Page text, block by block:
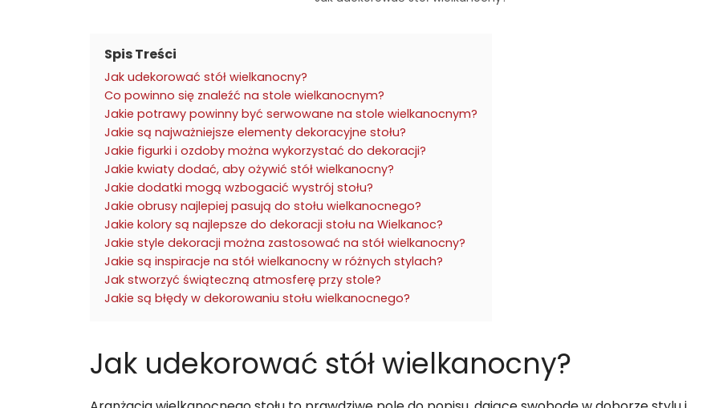
Spis Treści
Jak udekorować stół wielkanocny?
Co powinno się znaleźć na stole wielkanocnym?
Jakie potrawy powinny być serwowane na stole wielkanocnym?
Jakie są najważniejsze elementy dekoracyjne stołu?
Jakie figurki i ozdoby można wykorzystać do dekoracji?
Jakie kwiaty dodać, aby ożywić stół wielkanocny?
Jakie dodatki mogą wzbogacić wystrój stołu?
Jakie obrusy najlepiej pasują do stołu wielkanocnego?
Jakie kolory są najlepsze do dekoracji stołu na Wielkanoc?
Jakie style dekoracji można zastosować na stół wielkanocny?
Jakie są inspiracje na stół wielkanocny w różnych stylach?
Jak stworzyć świąteczną atmosferę przy stole?
Jakie są błędy w dekorowaniu stołu wielkanocnego?
Jak udekorować stół wielkanocny?